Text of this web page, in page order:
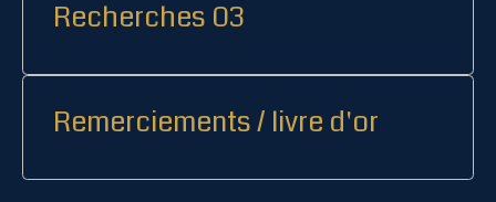
Recherches 03
Remerciements / livre d'or